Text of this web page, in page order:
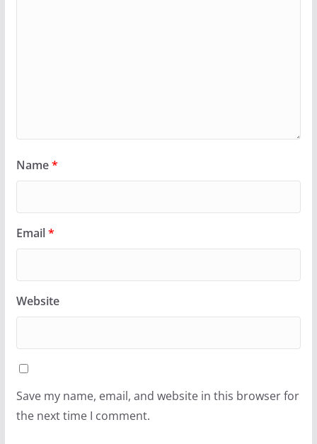
Name*
Email*
Website
Save my name, email, and website in this browser for
the next time I comment.